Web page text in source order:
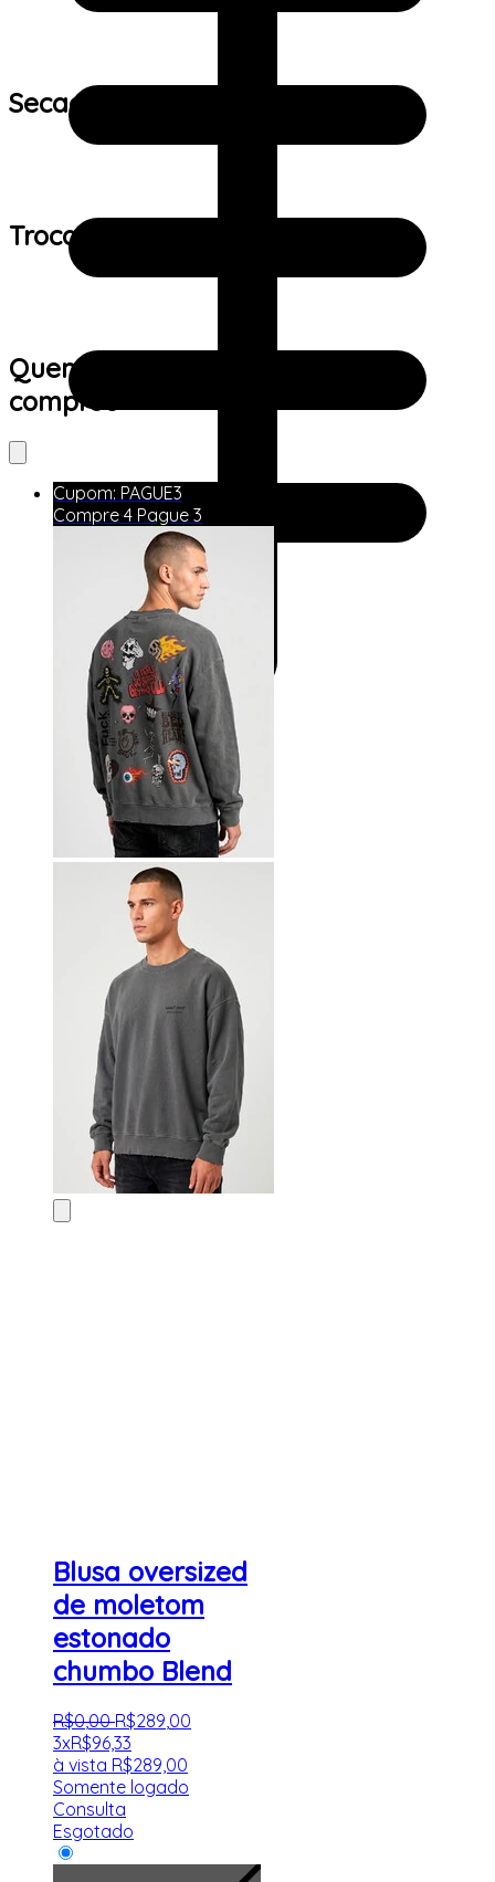
Secagem:
Trocas e devoluções:
Quem viu este produto também
comprou
Blusa oversized
de moletom
estonado
chumbo Blend
R$0,00 R$289,00
3xR$96,33
à vista R$289,00
Somente logado
Consulta
Esgotado